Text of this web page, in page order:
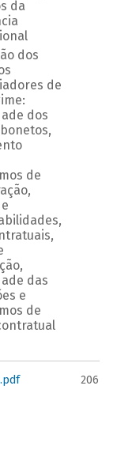
da
dos
de
dos
de
das
e
de
206KB